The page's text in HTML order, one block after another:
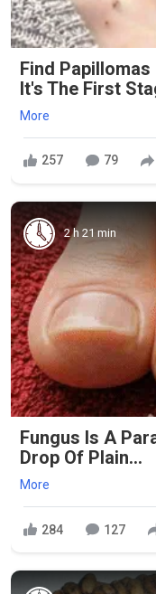
Find
It's The First
More
257 79
2 h 21 min
Fungus Is A
Drop Of Plain...
More
284 127